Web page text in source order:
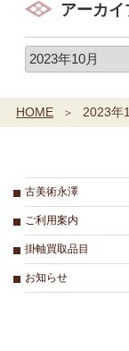
アーカイ
HOME 2023年
古美術永澤
ご利用案内
掛軸買取品目
お知らせ